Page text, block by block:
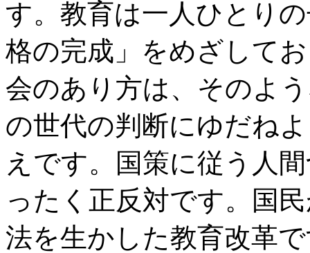
す。教育は一人ひとり
格の完成」をめざして
会のあり方は、そのよ
の世代の判断にゆだね
えです。国策に従う人
ったく正反対です。国
法を生かした教育改革